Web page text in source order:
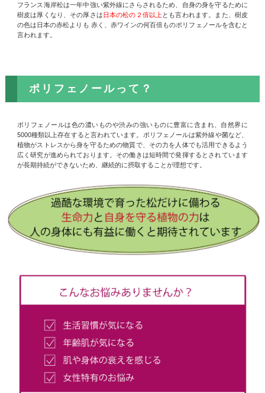
フランス海岸松は一年中強い紫外線にさらされるため、自身の身を守るために
樹皮は厚くなり、その厚さは日本の松の２倍以上 とも言われます。また、樹皮
の色は日本の赤松よりも 赤く、赤ワインの何百倍ものポリフェノールを含むと
言われます。
ポリフェノールって？
ポリフェノールは色の濃いものや渋みの強いものに豊富に含まれ、自然界に
5000種類以上存在すると言われています。ポリフェノールは紫外線や菌など、
植物がストレスから身を守るための物質で、その力を人体でも活用できるよう
広く研究が進められております。その働きは短時間で発揮するとされています
が長期持続ができないため、継続的に摂取することが理想です。